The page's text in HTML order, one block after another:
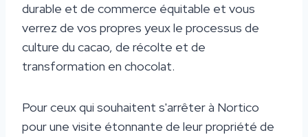
durable et de commerce équitable et vous
verrez de vos propres yeux le processus de
culture du cacao, de récolte et de
transformation en chocolat.
Pour ceux qui souhaitent s'arrêter à Nortico
pour une visite étonnante de leur propriété de